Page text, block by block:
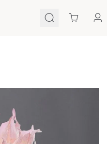
Cart